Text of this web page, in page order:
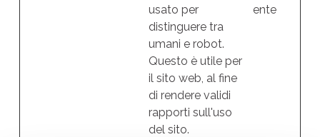
usato per
distinguere tra
umani e robot.
Questo è utile per
il sito web, al fine
di rendere validi
rapporti sull'uso
del sito.
ente